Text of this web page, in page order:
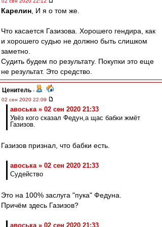
Карелин , И я о том же.
Что касается Газизова. Хорошего гендира, как
и хорошего судью не должно быть слишком
заметно.
Судить будем по результату. Покупки это еще
не результат. Это средство.
Ценитель -
02 сен 2020 22:09
авоська » 02 сен 2020 21:33
Увёз кого сказал Федун,а щас бабки жмёт
Газизов.
Газизов признал, что бабки есть.
авоська » 02 сен 2020 21:33
Судейство
Это на 100% заслуга "пука" Федуна.
Причём здесь Газизов?
авоська » 02 сен 2020 21:33